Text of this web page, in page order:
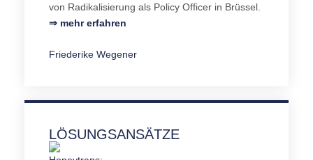
von Radikalisierung als Policy Officer in Brüssel.
⇒ mehr erfahren
Friederike Wegener
LÖSUNGSANSÄTZE